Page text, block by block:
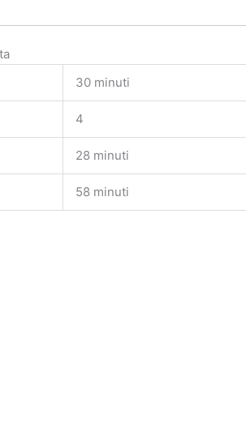
30 minuti
4
28 minuti
58 minuti